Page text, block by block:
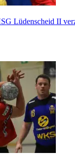
Lüdenscheid II